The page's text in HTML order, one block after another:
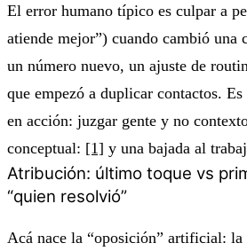
El error humano típico es culpar a
atiende mejor”) cuando cambió una
un número nuevo, un ajuste de
que empezó a duplicar contactos.
en acción: juzgar gente y no
conceptual: [1] y una bajada al
Atribución: último toque vs
“quien resolvió”
Acá nace la “oposición” artificial: la